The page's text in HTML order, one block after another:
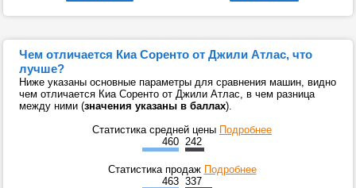
Чем отличается Киа Соренто от Джили Атлас, что
лучше?
Ниже указаны основные параметры для сравнения машин, видно
чем отличается Киа Соренто от Джили Атлас, в чем разница
между ними (значения указаны в баллах).
Статистика средней цены Подробнее
460 242
Статистика продаж Подробнее
463 337